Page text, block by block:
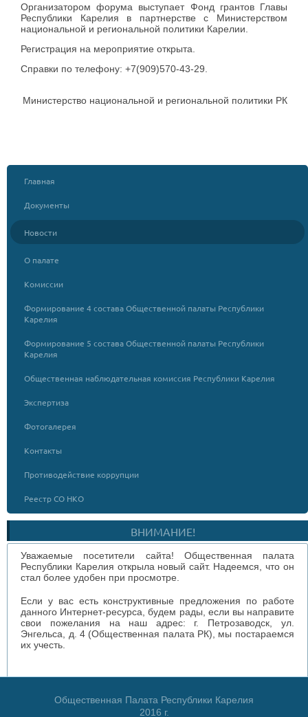
Организатором форума выступает Фонд грантов Главы
Республики Карелия в партнерстве с Министерством
национальной и региональной политики Карелии.
Регистрация на мероприятие открыта.
Справки по телефону: +7(909)570-43-29.
Министерство национальной и региональной политики РК
Главная
Документы
Новости
О палате
Комиссии
Формирование 4 состава Общественной палаты Республики
Карелия
Формирование 5 состава Общественной палаты Республики
Карелия
Общественная наблюдательная комиссия Республики Карелия
Экспертиза
Фотогалерея
Контакты
Противодействие коррупции
Реестр СО НКО
ВНИМАНИЕ!
Уважаемые посетители сайта! Общественная палата
Республики Карелия открыла новый сайт. Надеемся, что он
стал более удобен при просмотре.
Если у вас есть конструктивные предложения по работе
данного Интернет-ресурса, будем рады, если вы направите
свои пожелания на наш адрес: г. Петрозаводск, ул.
Энгельса, д. 4 (Общественная палата РК), мы постараемся
их учесть.
Общественная Палата Республики Карелия
2016 г.